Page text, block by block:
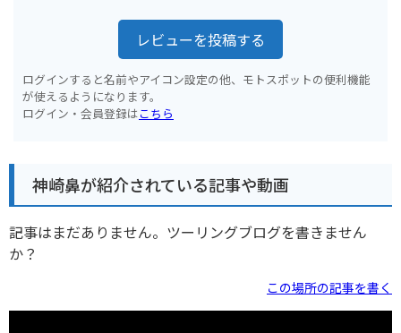
レビューを投稿する
ログインすると名前やアイコン設定の他、モトスポットの便利機能
が使えるようになります。
ログイン・会員登録はこちら
神崎鼻が紹介されている記事や動画
記事はまだありません。ツーリングブログを書きません
か？
この場所の記事を書く